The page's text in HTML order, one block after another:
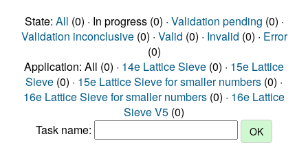
State: All (0) · In progress (0) · Validation pending (0) ·
Validation inconclusive(0) · Valid (0) · Invalid (0) · Error
(0)
Application: All (0) · 14e Lattice Sieve (0) · 15e Lattice
Sieve (0) · 15e Lattice Sieve for smaller numbers (0) ·
16e Lattice Sieve for smaller numbers (0) · 16e Lattice
Sieve V5 (0)
Task name: